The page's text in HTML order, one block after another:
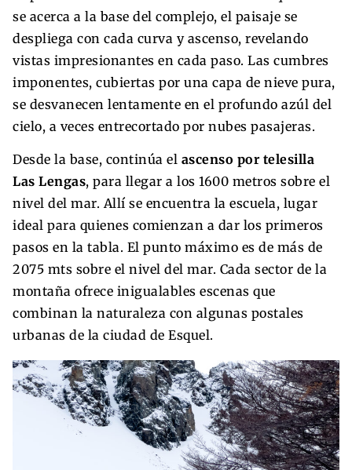
se acerca a la base del complejo, el paisaje se
despliega con cada curva y ascenso, revelando
vistas impresionantes en cada paso. Las cumbres
imponentes, cubiertas por una capa de nieve pura,
se desvanecen lentamente en el profundo azúl del
cielo, a veces entrecortado por nubes pasajeras.
Desde la base, continúa el ascenso por telesilla
Las Lengas, para llegar a los 1600 metros sobre el
nivel del mar. Allí se encuentra la escuela, lugar
ideal para quienes comienzan a dar los primeros
pasos en la tabla. El punto máximo es de más de
2075 mts sobre el nivel del mar. Cada sector de la
montaña ofrece inigualables escenas que
combinan la naturaleza con algunas postales
urbanas de la ciudad de Esquel.